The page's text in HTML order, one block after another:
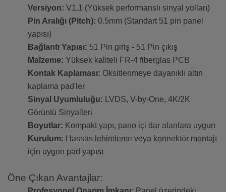
Versiyon: V1.1 (Yüksek performanslı sinyal yolları)
Pin Aralığı (Pitch): 0.5mm (Standart 51 pin panel
yapısı)
Bağlantı Yapısı: 51 Pin giriş - 51 Pin çıkış
Malzeme: Yüksek kaliteli FR-4 fiberglas PCB
Kontak Kaplaması: Oksitlenmeye dayanıklı altın
kaplama pad'ler
Sinyal Uyumluluğu: LVDS, V-by-One, 4K/2K
Görüntü Sinyalleri
Boyutlar: Kompakt yapı, pano içi dar alanlara uygun
Kurulum: Hassas lehimleme veya konnektör montajı
için uygun pad yapısı
Öne Çıkan Avantajlar: